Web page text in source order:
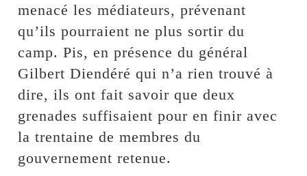
menacé les médiateurs, prévenant
qu’ils pourraient ne plus sortir du
camp. Pis, en présence du général
Gilbert Diendéré qui n’a rien trouvé à
dire, ils ont fait savoir que deux
grenades suffisaient pour en finir avec
la trentaine de membres du
gouvernement retenue.